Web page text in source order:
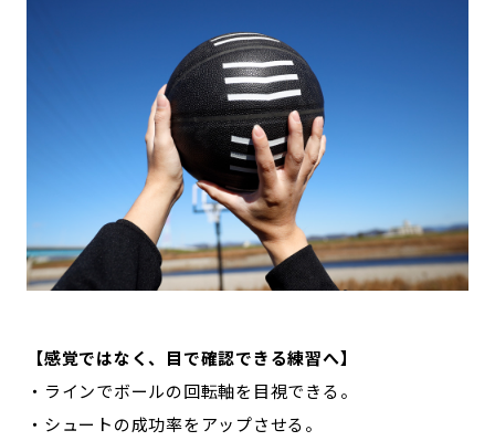
【感覚ではなく、目で確認できる練習へ】
・ラインでボールの回転軸を目視できる。
・シュートの成功率をアップさせる。